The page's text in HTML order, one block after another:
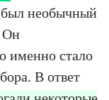
был необычный
Он
именно стало
В ответ